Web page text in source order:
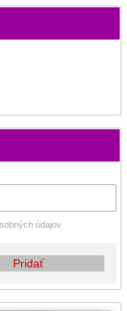
údajov
Pridať